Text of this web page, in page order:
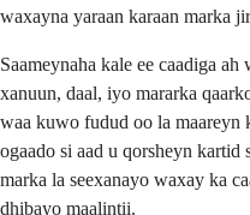
waxayna yaraan karaan marka
Saameynaha kale ee caadiga
xanuun, daal, iyo mararka
waa kuwo fudud oo la
ogaado si aad u qorsheyn kartid
marka la seexanayo waxay ka
dhibayo maalintii.